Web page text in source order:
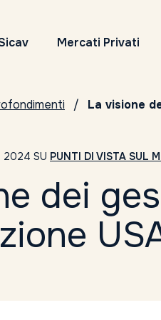
Mercati Privati
La visione
2024 SU PUNTI DI VISTA SUL
dei